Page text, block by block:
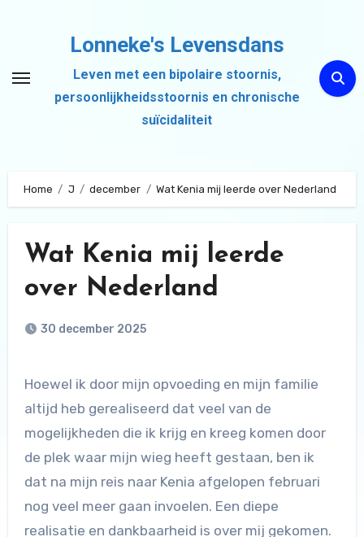
inhoud
Lonneke's Levensdans
Leven met een bipolaire stoornis,
persoonlijkheidsstoornis en chronische
suïcidaliteit
Home J december Wat Kenia mij leerde over Nederland
Wat Kenia mij leerde
over Nederland
30 december 2025
Hoewel ik door mijn opvoeding en mijn familie
altijd heb gerealiseerd dat veel van de
mogelijkheden die ik krijg en kreeg komen door
de plek waar mijn wieg heeft gestaan, ben ik
dat na mijn reis naar Kenia afgelopen februari
nog veel meer gaan invoelen. Een diepe
realisatie en dankbaarheid is over mij gekomen.